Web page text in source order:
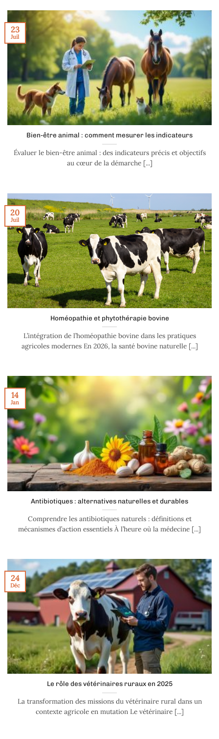
Bien-être animal : comment mesurer les indicateurs
Évaluer le bien-être animal : des indicateurs précis et objectifs
au cœur de la démarche [...]
23
Juil
Homéopathie et phytothérapie bovine
L’intégration de l’homéopathie bovine dans les pratiques
agricoles modernes En 2026, la santé bovine naturelle [...]
20
Juil
Antibiotiques : alternatives naturelles et durables
Comprendre les antibiotiques naturels : définitions et
mécanismes d’action essentiels À l’heure où la médecine [...]
14
Jan
Le rôle des vétérinaires ruraux en 2025
La transformation des missions du vétérinaire rural dans un
contexte agricole en mutation Le vétérinaire [...]
24
Déc